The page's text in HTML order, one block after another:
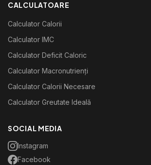
CALCULATOARE
Calculator Calorii
Calculator IMC
Calculator Deficit Caloric
Calculator Macronutrienți
Calculator Calorii Necesare
Calculator Greutate Ideală
SOCIAL MEDIA
Instagram
Facebook